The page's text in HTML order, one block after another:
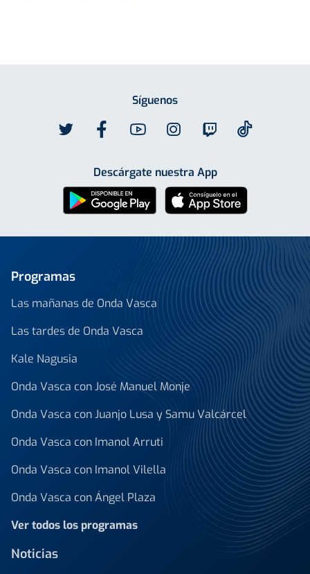
Síguenos
Descárgate nuestra App
Programas
Las mañanas de Onda Vasca
Las tardes de Onda Vasca
Kale Nagusia
Onda Vasca con José Manuel Monje
Onda Vasca con Juanjo Lusa y Samu Valcárcel
Onda Vasca con Imanol Arruti
Onda Vasca con Imanol Vilella
Onda Vasca con Ángel Plaza
Ver todos los programas
Noticias